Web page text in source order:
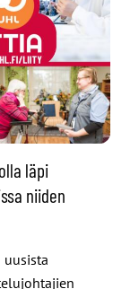
läpi
niiden